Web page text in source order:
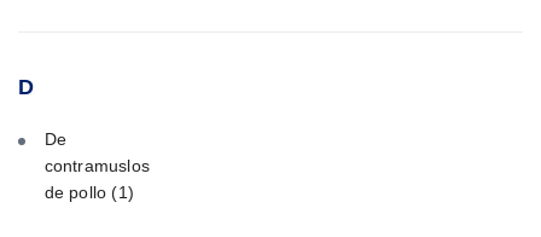
D
De
contramuslos
de pollo(1)